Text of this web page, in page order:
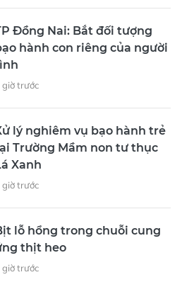
Đồng Nai: Bắt đối tượng
hành con riêng của người
giờ trước
lý nghiêm vụ bạo hành trẻ
Trường Mầm non tư thục
Xanh
giờ trước
lỗ hổng trong chuỗi cung
thịt heo
giờ trước